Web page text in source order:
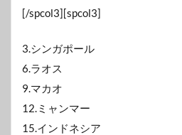
[/spcol3][spcol3]
3.シンガポール
6.ラオス
9.マカオ
12.ミャンマー
15.インドネシア